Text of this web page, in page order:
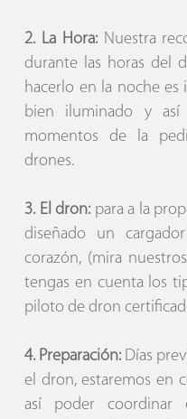
2. La Hora:Nuestra
durante las horas del
hacerlo en la noche
bien iluminado y
momentos de la
drones.
3. El dron: para a la
diseñado un
corazón, (mira
tengas en cuenta los
piloto de dron
4. Preparación: Días
el dron, estaremos en
así poder coordinar